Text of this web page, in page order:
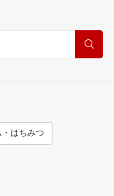
・はちみつ